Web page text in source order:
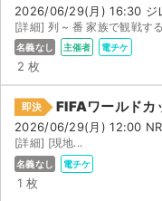
2026/06/29(月) 16:30 ジ
[詳細] 列 ~ 番 家族で観戦す
名義なし 主催者 電チケ
2 枚
即決 FIFAワールド
2026/06/29(月) 12:00
[詳細] [現地...
名義なし 電チケ
1 枚